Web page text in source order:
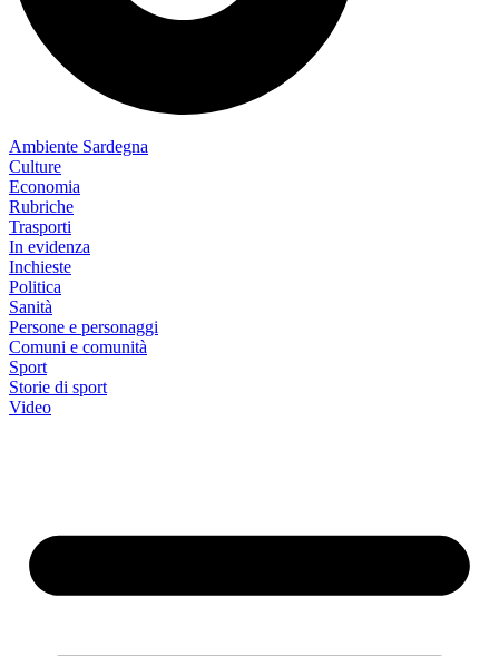
Ambiente Sardegna
Culture
Economia
Rubriche
Trasporti
In evidenza
Inchieste
Politica
Sanità
Persone e personaggi
Comuni e comunità
Sport
Storie di sport
Video